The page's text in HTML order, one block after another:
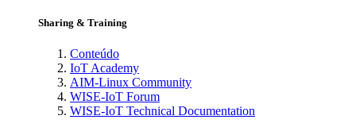
Sharing & Training
Conteúdo
IoT Academy
AIM-Linux Community
WISE-IoT Forum
WISE-IoT Technical Documentation